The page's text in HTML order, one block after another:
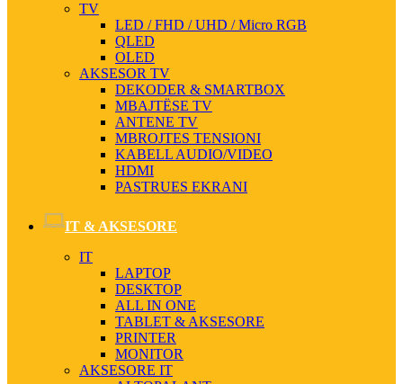
TV
LED / FHD / UHD / Micro RGB
QLED
OLED
AKSESOR TV
DEKODER & SMARTBOX
MBAJTËSE TV
ANTENE TV
MBROJTES TENSIONI
KABELL AUDIO/VIDEO
HDMI
PASTRUES EKRANI
IT & AKSESORE
IT
LAPTOP
DESKTOP
ALL IN ONE
TABLET & AKSESORE
PRINTER
MONITOR
AKSESORE IT